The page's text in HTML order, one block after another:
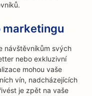
marketingu
návštěvníkům svých
nebo exkluzivní
mohou vaše
vín, nadcházejících
je zpět na vaše